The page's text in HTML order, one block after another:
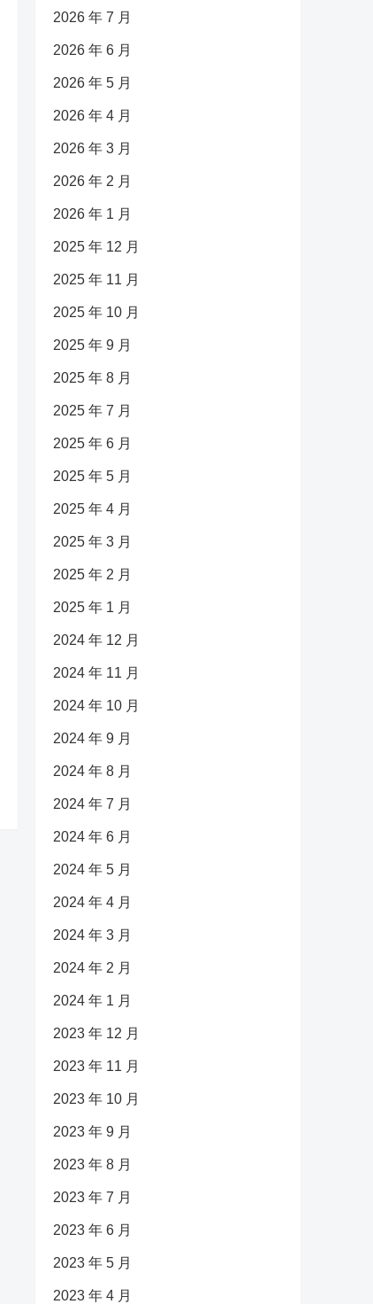
2026 年 7 月
2026 年 6 月
2026 年 5 月
2026 年 4 月
2026 年 3 月
2026 年 2 月
2026 年 1 月
2025 年 12 月
2025 年 11 月
2025 年 10 月
2025 年 9 月
2025 年 8 月
2025 年 7 月
2025 年 6 月
2025 年 5 月
2025 年 4 月
2025 年 3 月
2025 年 2 月
2025 年 1 月
2024 年 12 月
2024 年 11 月
2024 年 10 月
2024 年 9 月
2024 年 8 月
2024 年 7 月
2024 年 6 月
2024 年 5 月
2024 年 4 月
2024 年 3 月
2024 年 2 月
2024 年 1 月
2023 年 12 月
2023 年 11 月
2023 年 10 月
2023 年 9 月
2023 年 8 月
2023 年 7 月
2023 年 6 月
2023 年 5 月
2023 年 4 月